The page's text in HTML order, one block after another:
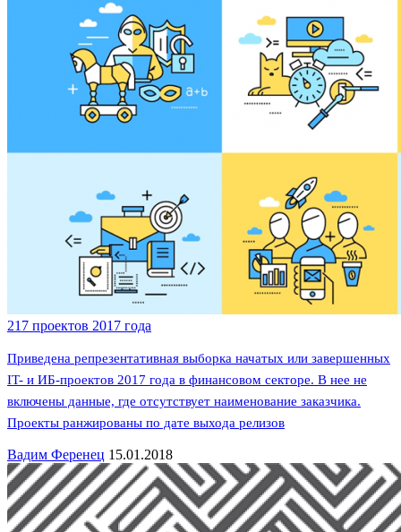
217 проектов 2017 года
Приведена репрезентативная выборка начатых или завершенных
IT- и ИБ-проектов 2017 года в финансовом секторе. В нее не
включены данные, где отсутствует наименование заказчика.
Проекты ранжированы по дате выхода релизов
Вадим Ференец 15.01.2018